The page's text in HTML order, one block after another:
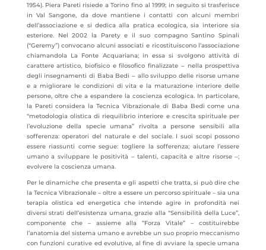
1954). Piera Pareti risiede a Torino fino al 1999; in seguito si trasferisce
in Val Sangone, da dove mantiene i contatti con alcuni membri
dell’associazione e si dedica alla pratica ecologica, sia interiore sia
esteriore. Nel 2002 la Parety e il suo compagno Santino Spinali
(“Geremy”) convocano alcuni associati e ricostituiscono l’associazione
chiamandola La Fonte Acquariana; in essa si svolgono attività di
carattere artistico, biofisico e filosofico finalizzate ‒ nella prospettiva
degli insegnamenti di Baba Bedi ‒ allo sviluppo delle risorse umane
e a migliorare le condizioni di vita e la maturazione interiore delle
persone, oltre che a espandere la coscienza ecologica. In particolare,
la Pareti considera la Tecnica Vibrazionale di Baba Bedi come una
“metodologia olistica di riequilibrio interiore e crescita spirituale per
l’evoluzione della specie umana” rivolta a persone sensibili alla
sofferenza: operatori del naturale e del sociale. I suoi scopi possono
essere riassunti come segue: togliere la sofferenza; aiutare l’essere
umano a sviluppare le positività ‒ talenti, capacità e altre risorse ‒;
evolvere la coscienza umana.
Per le dinamiche che presenta e gli aspetti che tratta, si può dire che
la Tecnica Vibrazionale – oltre a essere un percorso spirituale – sia una
terapia olistica ed energetica che intende agire in profondità nei
diversi strati dell’esistenza umana, grazie alla “Sensibilità della Luce”,
componente che – assieme alla “Forza Vitale” – costituirebbe
l’anatomia del sistema umano e avrebbe un suo proprio meccanismo
con funzioni curative ed evolutive, al fine di avviare la specie umana